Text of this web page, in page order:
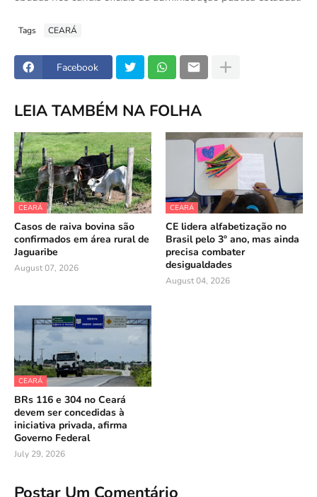
Tags CEARÁ
Facebook
LEIA TAMBÉM NA FOLHA
CEARÁ
Casos de raiva bovina são
confirmados em área rural de
Jaguaribe
August 07, 2026
CEARÁ
CE lidera alfabetização no
Brasil pelo 3º ano, mas ainda
precisa combater
desigualdades
August 04, 2026
CEARÁ
BRs 116 e 304 no Ceará
devem ser concedidas à
iniciativa privada, afirma
Governo Federal
July 29, 2026
Postar Um Comentário